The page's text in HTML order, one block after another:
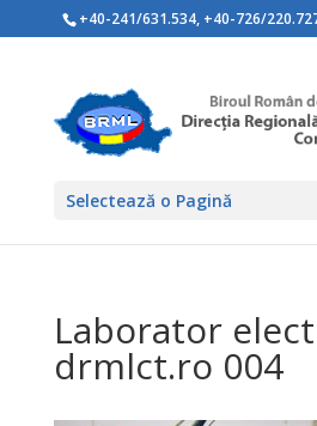
+40-241/631.534, +40-726/
Selectează o Pagină
Laborator
drmlct.ro 004